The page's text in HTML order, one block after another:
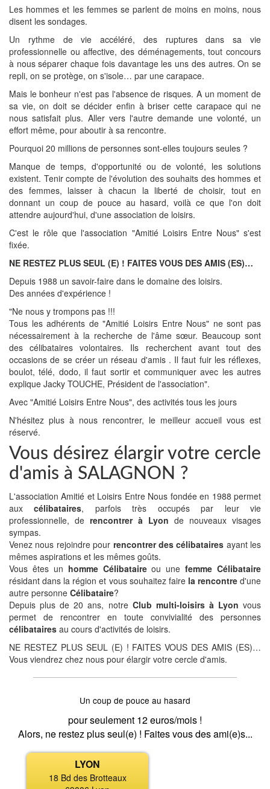
Les hommes et les femmes se parlent de moins en moins, nous
disent les sondages.
Un rythme de vie accéléré, des ruptures dans sa vie
professionnelle ou affective, des déménagements, tout concours
à nous séparer chaque fois davantage les uns des autres. On se
repli, on se protège, on s'isole… par une carapace.
Mais le bonheur n'est pas l'absence de risques. A un moment de
sa vie, on doit se décider enfin à briser cette carapace qui ne
nous satisfait plus. Aller vers l'autre demande une volonté, un
effort même, pour aboutir à sa rencontre.
Pourquoi 20 millions de personnes sont-elles toujours seules ?
Manque de temps, d'opportunité ou de volonté, les solutions
existent. Tenir compte de l'évolution des souhaits des hommes et
des femmes, laisser à chacun la liberté de choisir, tout en
donnant un coup de pouce au hasard, voilà ce que l'on doit
attendre aujourd'hui, d'une association de loisirs.
C'est le rôle que l'association "Amitié Loisirs Entre Nous" s'est
fixée.
NE RESTEZ PLUS SEUL (E) ! FAITES VOUS DES AMIS (ES)…
Depuis 1988 un savoir-faire dans le domaine des loisirs.
Des années d'expérience !
"Ne nous y trompons pas !!!
Tous les adhérents de "Amitié Loisirs Entre Nous" ne sont pas
nécessairement à la recherche de l'âme sœur. Beaucoup sont
des célibataires volontaires. Ils recherchent avant tout des
occasions de se créer un réseau d'amis . Il faut fuir les réflexes,
boulot, télé, dodo, il faut sortir et communiquer avec les autres
explique Jacky TOUCHE, Président de l'association".
Avec "Amitié Loisirs Entre Nous", des activités tous les jours
N'hésitez plus à nous rencontrer, le meilleur accueil vous est
réservé.
Vous désirez élargir votre cercle
d'amis à SALAGNON ?
L'association Amitié et Loisirs Entre Nous fondée en 1988 permet
auxcélibataires, parfois très occupés par leur vie
professionnelle, de rencontrer à Lyon de nouveaux visages
sympas.
Venez nous rejoindre pour rencontrer des célibataires ayant les
mêmes aspirations et les mêmes goûts.
Vous êtes un homme Célibataireou unefemme Célibataire
résidant dans la région et vous souhaitez faire la rencontred'une
autre personne Célibataire?
Depuis plus de 20 ans, notre Club multi-loisirs à Lyon vous
permet de rencontrer en toute convivialité des personnes
célibataires au cours d'activités de loisirs.
NE RESTEZ PLUS SEUL (E) ! FAITES VOUS DES AMIS (ES)…
Vous viendrez chez nous pour élargir votre cercle d'amis.
Un coup de pouce au hasard
pour seulement 12 euros/mois !
Alors, ne restez plus seul(e) ! Faites vous des ami(e)s...
LYON
18 Bd des Brotteaux